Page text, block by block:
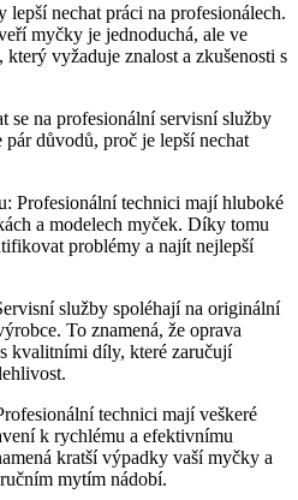
nechat práci na profesionálech.
myčky je jednoduchá, ale ve
vyžaduje znalost a zkušenosti s
se na profesionální servisní služby
důvodů, proč je lepší nechat
Profesionální technici mají hluboké
a modelech myček. Díky tomu
problémy a najít nejlepší
služby spoléhají na originální
To znamená, že oprava
kvalitními díly, které zaručují
technici mají veškeré
k rychlému a efektivnímu
kratší výpadky vaší myčky a
mytím nádobí.